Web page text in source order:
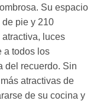
Su espacio
pie y 210
luces
a todos los
del recuerdo. Sin
atractivas de
de su cocina y